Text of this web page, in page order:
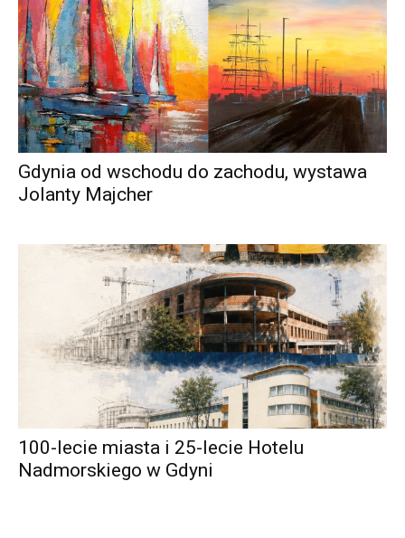
Gdynia od wschodu do zachodu, wystawa
Jolanty Majcher
100-lecie miasta i 25-lecie Hotelu
Nadmorskiego w Gdyni